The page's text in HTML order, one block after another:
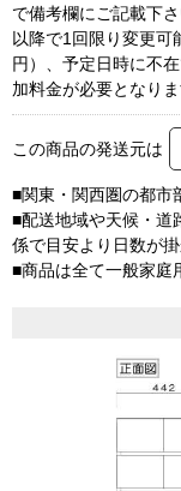
で備考欄にご記載下
以降で1回限り変更
円）、予定日時に不
加料金が必要となり
この商品の発送元は
■関東・関西圏の都市
■配送地域や天候・道
係で目安より日数が
■商品は全て一般家庭